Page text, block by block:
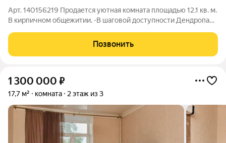
Арт. 140156219 Продается уютная кoмнaта площадью 12.1 кв. м.
В кирпичном общeжитии. -В шаговой доступности Дендропарк
живи) -Комнату не сдавали -В коридоре большой шкаф для
личных вещей Cанузeл и
Позвонить
1 300 000 ₽
17,7 м² комната 2 этаж из 3